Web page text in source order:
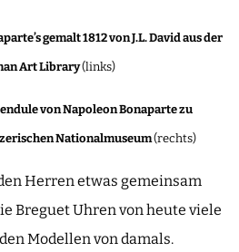
gemalt 1812 von J.L. David aus der
Art Library(links)
von Napoleon Bonaparte zu
Nationalmuseum(rechts)
Herren etwas gemeinsam
Breguet Uhren von heute viele
Modellen von damals.